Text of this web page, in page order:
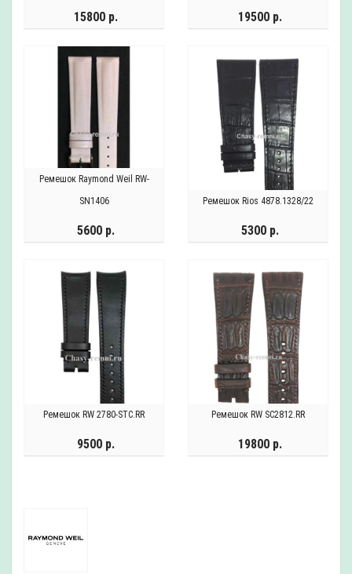
15800 р. 19500 р.
Ремешок Raymond Weil RW-
SN1406
5600 р.
Ремешок Rios 4878.1328/22
5300 р.
Ремешок RW 2780-STC.RR
9500 р.
Ремешок RW SC2812.RR
19800 р.